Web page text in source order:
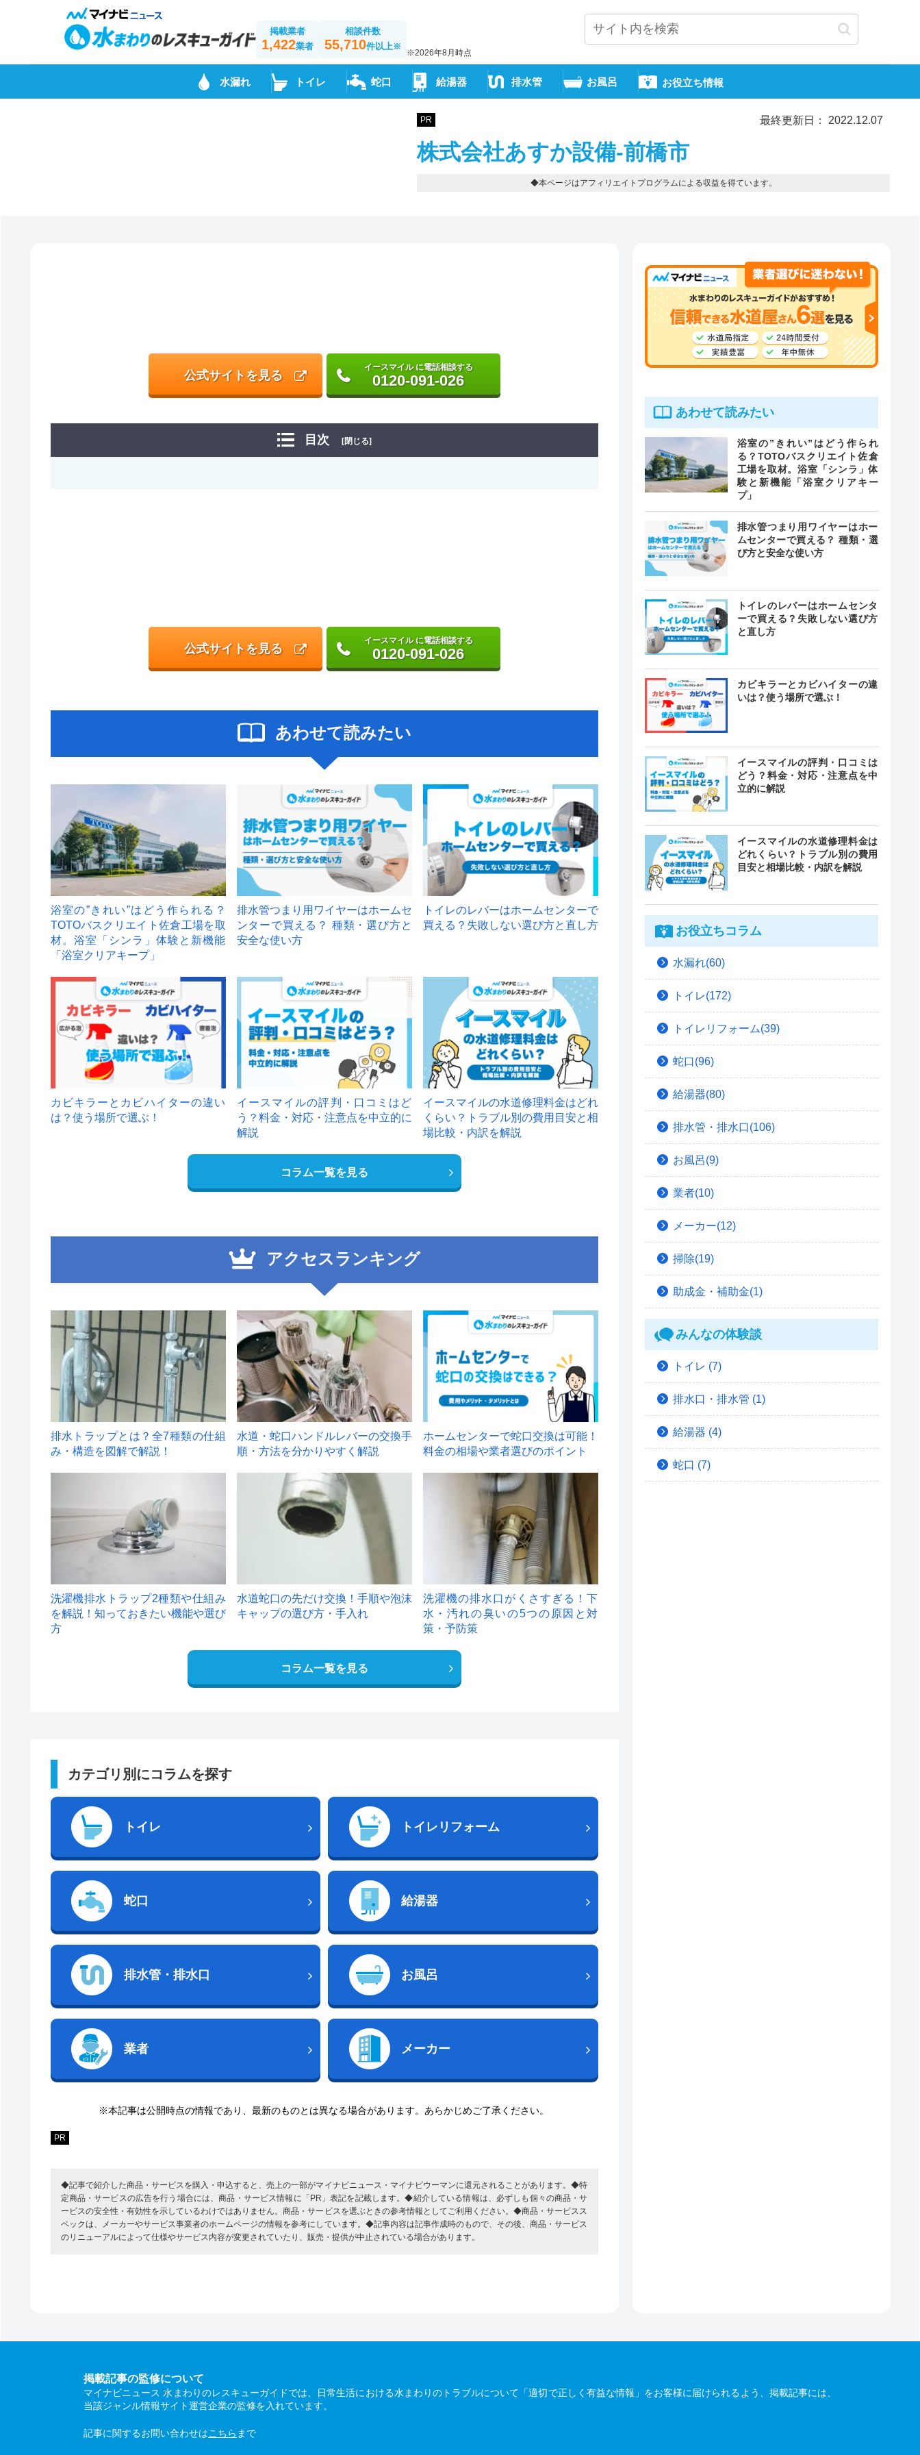
掲載業者
1,422業者
相談件数
55,710件以上※
※2026年8月時点
水漏れ トイレ 蛇口 給湯器 排水管 お風呂 お役立ち情報
PR 最終更新日： 2022.12.07
株式会社あすか設備-前橋市
◆本ページはアフィリエイトプログラムによる収益を得ています。
公式サイトを見る
イースマイル に電話相談する
0120-091-026
目次 [閉じる]
公式サイトを見る
イースマイル に電話相談する
0120-091-026
あわせて読みたい
浴室の”きれい”はどう作られる？
TOTOバスクリエイト佐倉工場を取
材。浴室「シンラ」体験と新機能
「浴室クリアキープ」
排水管つまり用ワイヤーはホームセ
ンターで買える？ 種類・選び方と
安全な使い方
トイレのレバーはホームセンターで
買える？失敗しない選び方と直し方
カビキラーとカビハイターの違い
は？使う場所で選ぶ！
イースマイルの評判・口コミはど
う？料金・対応・注意点を中立的に
解説
イースマイルの水道修理料金はどれ
くらい？トラブル別の費用目安と相
場比較・内訳を解説
コラム一覧を見る
アクセスランキング
1
排水トラップとは？全7種類の仕組
み・構造を図解で解説！
2
水道・蛇口ハンドルレバーの交換手
順・方法を分かりやすく解説
ホームセンターで蛇口交換は可能！
料金の相場や業者選びのポイント
洗濯機排水トラップ2種類や仕組み
を解説！知っておきたい機能や選び
方
水道蛇口の先だけ交換！手順や泡沫
キャップの選び方・手入れ
洗濯機の排水口がくさすぎる！下
水・汚れの臭いの5つの原因と対
策・予防策
コラム一覧を見る
カテゴリ別にコラムを探す
トイレ トイレリフォーム
蛇口 給湯器
排水管・排水口 お風呂
業者 メーカー
※本記事は公開時点の情報であり、最新のものとは異なる場合があります。あらかじめご了承ください。
PR
◆記事で紹介した商品・サービスを購入・申込すると、売上の一部がマイナビニュース・マイナビウーマンに還元されることがあります。◆特
定商品・サービスの広告を行う場合には、商品・サービス情報に「PR」表記を記載します。◆紹介している情報は、必ずしも個々の商品・サ
ービスの安全性・有効性を示しているわけではありません。商品・サービスを選ぶときの参考情報としてご利用ください。◆商品・サービスス
ペックは、メーカーやサービス事業者のホームページの情報を参考にしています。◆記事内容は記事作成時のもので、その後、商品・サービス
のリニューアルによって仕様やサービス内容が変更されていたり、販売・提供が中止されている場合があります。
あわせて読みたい
浴室の”きれい”はどう作られ
る？TOTOバスクリエイト佐倉
工場を取材。浴室「シンラ」体
験と新機能「浴室クリアキー
プ」
排水管つまり用ワイヤーはホー
ムセンターで買える？ 種類・選
び方と安全な使い方
トイレのレバーはホームセンタ
ーで買える？失敗しない選び方
と直し方
カビキラーとカビハイターの違
いは？使う場所で選ぶ！
イースマイルの評判・口コミは
どう？料金・対応・注意点を中
立的に解説
イースマイルの水道修理料金は
どれくらい？トラブル別の費用
目安と相場比較・内訳を解説
お役立ちコラム
水漏れ(60)
トイレ(172)
トイレリフォーム(39)
蛇口(96)
給湯器(80)
排水管・排水口(106)
お風呂(9)
業者(10)
メーカー(12)
掃除(19)
助成金・補助金(1)
みんなの体験談
トイレ (7)
排水口・排水管 (1)
給湯器 (4)
蛇口 (7)
掲載記事の監修について
マイナビニュース 水まわりのレスキューガイドでは、日常生活における水まわりのトラブルについて「適切で正しく有益な情報」をお客様に届けられるよう、掲載記事には、
当該ジャンル情報サイト運営企業の監修を入れています。
記事に関するお問い合わせはこちら まで